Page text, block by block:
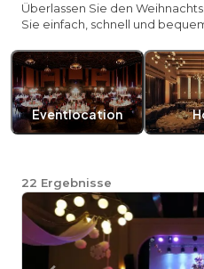
Überlassen Sie den
Sie einfach, schnell und
Eventlocation
22 Ergebnisse